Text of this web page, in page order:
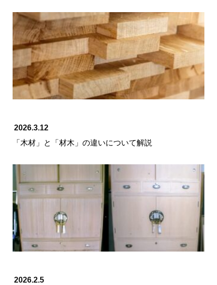
2026.3.12
「木材」と「材木」の違いについて解説
2026.2.5